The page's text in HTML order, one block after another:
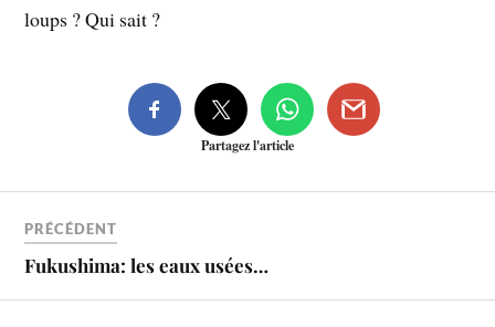
loups ? Qui sait ?
Partagez l'article
PRÉCÉDENT
Fukushima: les eaux usées…